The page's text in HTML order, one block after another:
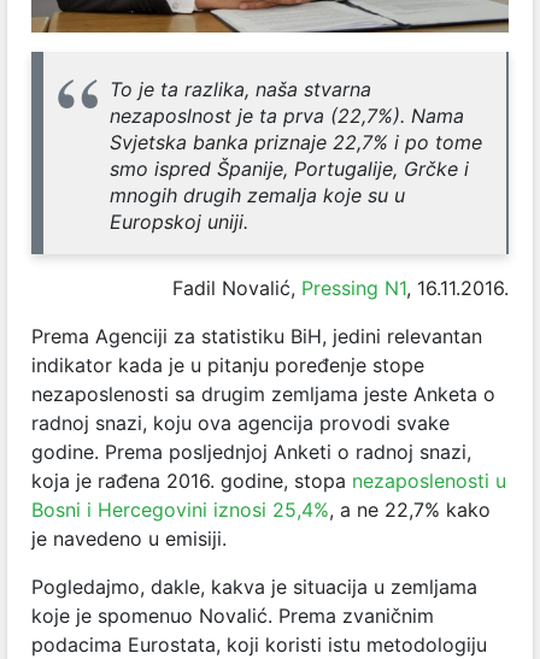
To je ta razlika, naša stvarna
nezaposlnost je ta prva (22,7%). Nama
Svjetska banka priznaje 22,7% i po tome
smo ispred Španije, Portugalije, Grčke i
mnogih drugih zemalja koje su u
Europskoj uniji.
Fadil Novalić, Pressing N1, 16.11.2016.
Prema Agenciji za statistiku BiH, jedini relevantan
indikator kada je u pitanju poređenje stope
nezaposlenosti sa drugim zemljama jeste Anketa o
radnoj snazi, koju ova agencija provodi svake
godine. Prema posljednjoj Anketi o radnoj snazi,
koja je rađena 2016. godine, stopa nezaposlenosti u
Bosni i Hercegovini iznosi 25,4%, a ne 22,7% kako
je navedeno u emisiji.
Pogledajmo, dakle, kakva je situacija u zemljama
koje je spomenuo Novalić. Prema zvaničnim
podacima Eurostata, koji koristi istu metodologiju